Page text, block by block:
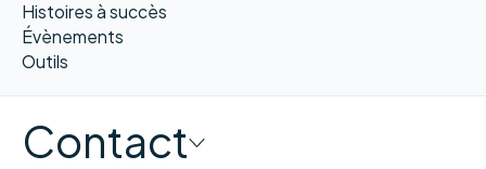
Histoires à succès
Évènements
Outils
Contact